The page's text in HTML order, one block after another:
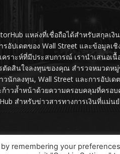
แหล่งที่เชื่อถือได้สำหรับสกุลเงิ
อัปเดตของ Wall Street และข้อมูลเชิ
ราะห์ที่มีประสบการณ์ เรานำเสนอเ
ตัดสินใจลงทุนของคุณ สำรวจหมวดหมู่
วนักลงทุน, Wall Street และการอัปเด
าวล้ำหน้าด้วยความครอบคลุมที่ครอบ
สำหรับข่าวสารทางการเงินที่แม่น
remembering your